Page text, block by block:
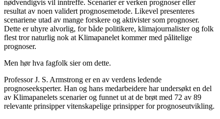
nødvendigvis vil inntreffe. Scenarier er verken prognoser eller
resultat av noen validert prognosemetode. Likevel presenteres
scenariene utad av mange forskere og aktivister som prognoser.
Dette er uhyre alvorlig, for både politikere, klimajournalister og folk
flest tror naturlig nok at Klimapanelet kommer med pålitelige
prognoser.
Men hør hva fagfolk sier om dette.
Professor J. S. Armstrong er en av verdens ledende
prognoseeksperter. Han og hans medarbeidere har undersøkt en del
av Klimapanelets scenarier og funnet ut at de brøt med 72 av 89
relevante prinsipper vitenskapelige prinsipper for prognoseutvikling.